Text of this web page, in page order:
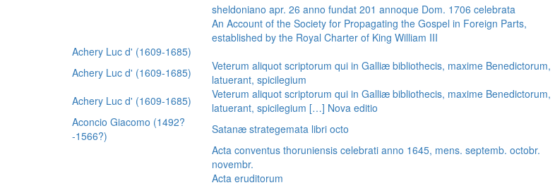
sheldoniano apr. 26 anno fundat 201 annoque Dom. 1706 celebrata
An Account of the Society for Propagating the Gospel in Foreign Parts,
established by the Royal Charter of King William III
Achery Luc d' (1609-1685)
Achery Luc d' (1609-1685)
Veterum aliquot scriptorum qui in Galliæ bibliothecis, maxime Benedictorum,
latuerant, spicilegium
Achery Luc d' (1609-1685)
Veterum aliquot scriptorum qui in Galliæ bibliothecis, maxime Benedictorum,
latuerant, spicilegium […] Nova editio
Aconcio Giacomo (1492?
-1566?)
Satanæ strategemata libri octo
Acta conventus thoruniensis celebrati anno 1645, mens. septemb. octobr.
novembr.
Acta eruditorum